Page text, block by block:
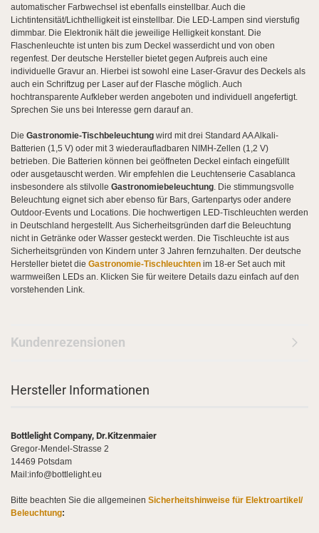
automatischer Farbwechsel ist ebenfalls einstellbar. Auch die
Lichtintensität/Lichthelligkeit ist einstellbar. Die LED-Lampen sind vierstufig
dimmbar. Die Elektronik hält die jeweilige Helligkeit konstant. Die
Flaschenleuchte ist unten bis zum Deckel wasserdicht und von oben
regenfest. Der deutsche Hersteller bietet gegen Aufpreis auch eine
individuelle Gravur an. Hierbei ist sowohl eine Laser-Gravur des Deckels als
auch ein Schriftzug per Laser auf der Flasche möglich. Auch
hochtransparente Aufkleber werden angeboten und individuell angefertigt.
Sprechen Sie uns bei Interesse gern darauf an.
Die Gastronomie-Tischbeleuchtung wird mit drei Standard AA Alkali-
Batterien (1,5 V) oder mit 3 wiederaufladbaren NIMH-Zellen (1,2 V)
betrieben. Die Batterien können bei geöffneten Deckel einfach eingefüllt
oder ausgetauscht werden. Wir empfehlen die Leuchtenserie Casablanca
insbesondere als stilvolle Gastronomiebeleuchtung. Die stimmungsvolle
Beleuchtung eignet sich aber ebenso für Bars, Gartenpartys oder andere
Outdoor-Events und Locations. Die hochwertigen LED-Tischleuchten werden
in Deutschland hergestellt. Aus Sicherheitsgründen darf die Beleuchtung
nicht in Getränke oder Wasser gesteckt werden. Die Tischleuchte ist aus
Sicherheitsgründen von Kindern unter 3 Jahren fernzuhalten. Der deutsche
Hersteller bietet die Gastronomie-Tischleuchten im 18-er Set auch mit
warmweißen LEDs an. Klicken Sie für weitere Details dazu einfach auf den
vorstehenden Link.
Kundenrezensionen
Hersteller Informationen
Bottlelight Company, Dr.Kitzenmaier
Gregor-Mendel-Strasse 2
14469 Potsdam
Mail:info@bottlelight.eu
Bitte beachten Sie die allgemeinen Sicherheitshinweise für Elektroartikel/
Beleuchtung: